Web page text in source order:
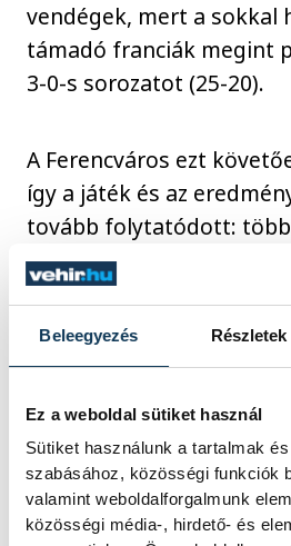
Beleegyezés Részletek
Ez a weboldal sütiket használ
Sütiket használunk a tartalmak
szabásához, közösségi funkciók
valamint weboldalforgalmunk
közösségi média-, hirdető- és
vendégek, mert a sokkal
támadó franciák megint
3-0-s sorozatot (25-20).
A Ferencváros ezt
így a játék és az
tovább folytatódott:
egyért támadott az FTC,
járt sikerrel, és hiába
kapura lövése, mint
mindössze 12 kísérletet
A magyar csapatnak hat,
egy alkalommal kellett
játszania.